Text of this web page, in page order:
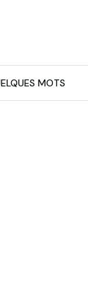
MOTS